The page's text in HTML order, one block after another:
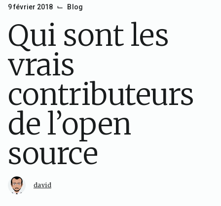
9 février 2018 ⌙ Blog
Qui sont les
vrais
contributeurs
de l’open
source
david